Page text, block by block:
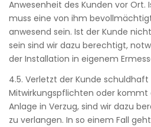
Anwesenheit des Kunden vor Ort.
muss eine von ihm
anwesend sein. Ist der Kunde
sein sind wir dazu berechtigt,
der Installation in eigenem
4.5. Verletzt der Kunde schuldhaft
Mitwirkungspflichten oder
Anlage in Verzug, sind wir dazu
zu verlangen. In so einem Fall